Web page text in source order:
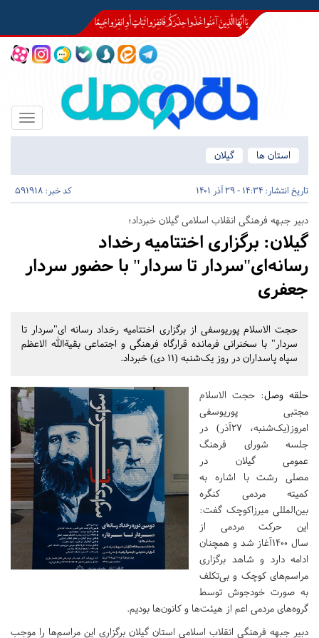
Toggle
استان ها
گیلان
تاریخ انتشار: 14:34 - 29 آذر 1401 کد خبر: 591918
دبیر جبهه فرهنگی انقلاب اسلامی گیلان خبرداد؛
گیلان: برگزاری اختتامیه رخداد
رسانه‌ای"سردار تا سردار" با حضور سردار
جعفری
حجت الاسلام پوریوسفی از برگزاری اختتامیه رخداد رسانه ای"سردار تا
سردار" با سخنرانی فرمانده قرارگاه فرهنگی و اجتماعی بقیةالله الاعظم
سپاه پاسداران در روز یک‌شنبه (۱۱ دی) خبرداد.
حلقه وصل: حجت الاسلام
مجتبی پوریوسفی
امروز(یک‌شنبه، ۲۷آذر) در
جلسه شورای فرهنگ
عمومی گیلان در
مصلی رشت با اشاره به
کمیته مردمی کنگره
بین‌المللی میرزاکوچک گفت:
این حرکت مردمی از
سال ۱۴۰۰آغاز شد و همچنان
ادامه دارد و شاهد برگزاری
مراسم‌های کوچک و بی‌تکلف
به صورت خودجوش توسط
گروه‌های مردمی اعم از هیئت‌ها و کانون‌ها بودیم.
دبیر جبهه فرهنگی انقلاب اسلامی استان گیلان برگزاری این مراسم‌ها را موجب